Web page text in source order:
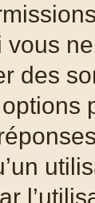
vous
des